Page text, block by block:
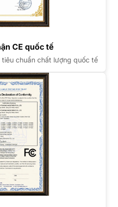
CE quốc tế
chuẩn chất lượng quốc tế